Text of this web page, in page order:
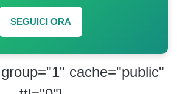
SEGUICI ORA
cache="public"